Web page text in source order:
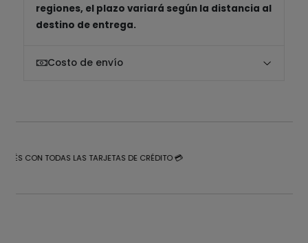
regiones, el plazo variará según la distancia al
destino de entrega.
Costo de envío
CON TODAS LAS TARJETAS DE CRÉDITO 💳